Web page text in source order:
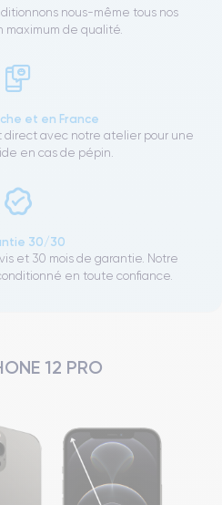
nous-même tous nos
maximum de qualité.
et en France
direct avec notre atelier pour une
en cas de pépin.
30/30
et 30 mois de garantie. Notre
en toute confiance.
12 PRO